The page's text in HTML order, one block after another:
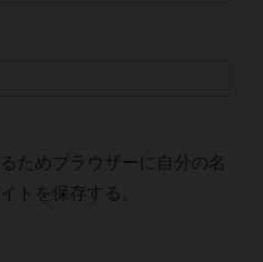
ためブラウザーに自分の名
トを保存する。